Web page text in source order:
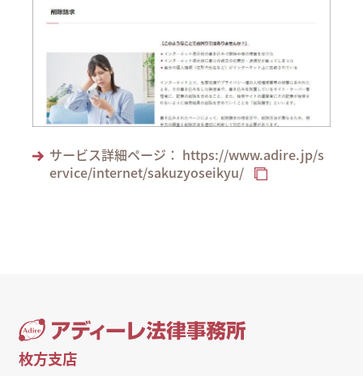
サービス詳細ページ： https://www.adire.jp/s
ervice/internet/sakuzyoseikyu/
枚方支店